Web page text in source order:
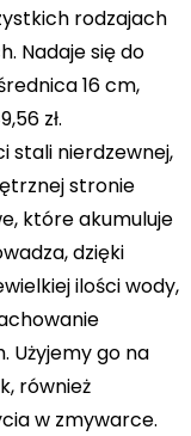
rodzajach
Nadaje się do
16 cm,
zł.
stali nierdzewnej,
stronie
które akumuluje
dzięki
ilości wody,
Użyjemy go na
również
w zmywarce.